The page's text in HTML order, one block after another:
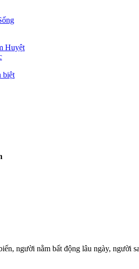
Huyệt
biệt
người nằm bất động lâu ngày, người